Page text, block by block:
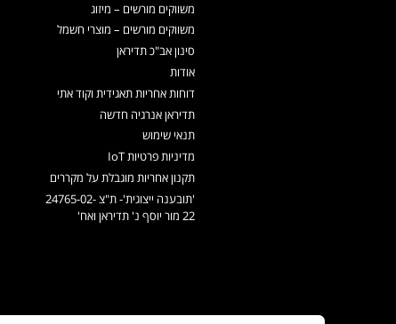
משווקים מורשים – מיזוג
משווקים מורשים – מוצרי חשמל
סינון אב"כ תדיראן
אודות
דוחות אחריות תאגידית וקוד אתי
תדיראן אנרגיה חדשה
תנאי שימוש
מדיניות פרטיות IoT
תקנון אחריות מוגבלת על מקררים
'תובענה ייצוגית'- ת"צ 24765-02-
22 מור יוסף נ' תדיראן ואח'